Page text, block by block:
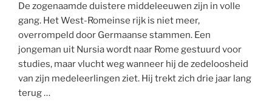
De zogenaamde duistere middeleeuwen zijn in volle
gang. Het West-Romeinse rijk is niet meer,
overrompeld door Germaanse stammen. Een
jongeman uit Nursia wordt naar Rome gestuurd voor
studies, maar vlucht weg wanneer hij de zedeloosheid
van zijn medeleerlingen ziet. Hij trekt zich drie jaar lang
terug …